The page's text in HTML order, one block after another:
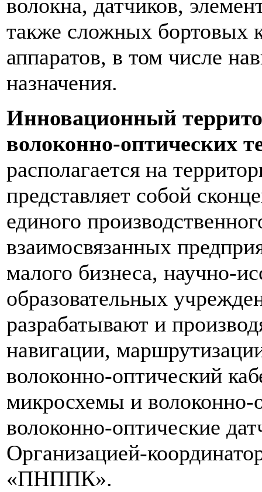
волокна, датчиков,
также сложных бортовых
аппаратов, в том числе
назначения.
Инновационный
волоконно-оптических
располагается на
представляет собой
единого
взаимосвязанных
малого бизнеса, научно-
образовательных
разрабатывают и
навигации,
волоконно-оптический
микросхемы и волоконно-
волоконно-оптические
Организацией-
«ПНППК».